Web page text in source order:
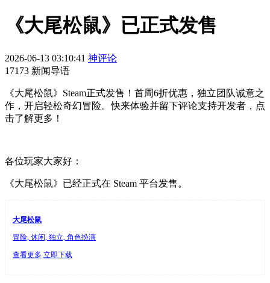
《大尾松鼠》已正式发售
2026-06-13 03:10:41 神评论
17173 新闻导语
《大尾松鼠》Steam正式发售！首周6折优惠，独立团队诚意之
作，开启轻松奇幻冒险。快来体验并留下评论支持开发者，点
击了解更多！
各位玩家大家好：
《大尾松鼠》已经正式在 Steam 平台发售。
大尾松鼠
冒险, 休闲, 独立, 角色扮演
查看更多 立即下载